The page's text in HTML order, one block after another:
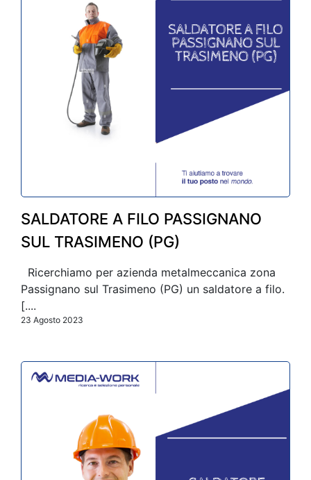
SALDATORE A FILO PASSIGNANO
SUL TRASIMENO (PG)
Ricerchiamo per azienda metalmeccanica zona
Passignano sul Trasimeno (PG) un saldatore a filo.
[....
23 Agosto 2023